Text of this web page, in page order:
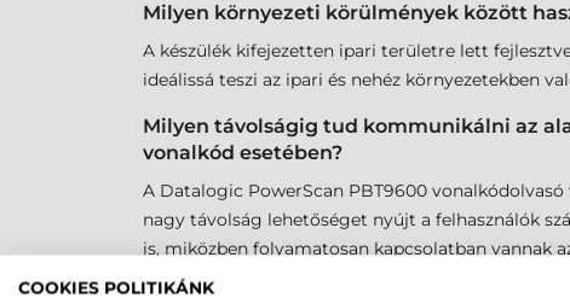
Milyen környezeti körülmények között
A készülék kifejezetten ipari területre lett
ideálissá teszi az ipari és nehéz környezetekben
Milyen távolságig tud kommunikálni az
vonalkód esetében?
A Datalogic PowerScan PBT9600
nagy távolság lehetőséget nyújt a felhasználók
is, miközben folyamatosan kapcsolatban vannak
vonalkódolvasó zavartalanul működik a
COOKIES POLITIKÁNK